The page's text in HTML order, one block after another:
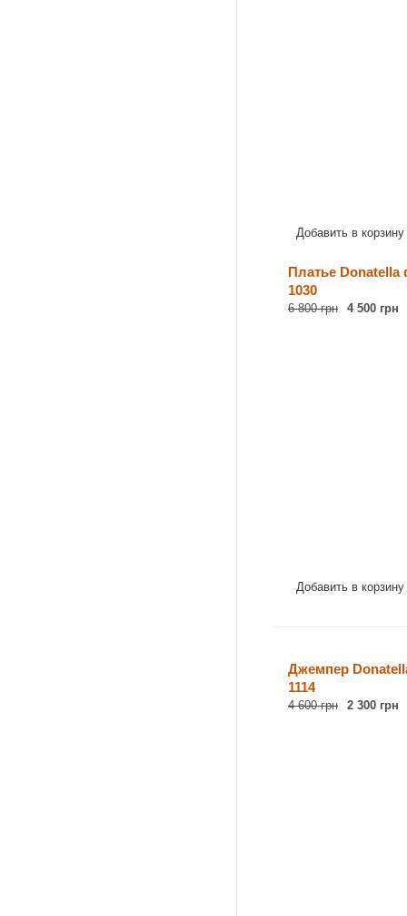
Добавить в корзину
Платье Donatella
1030
6 800 грн 4 500 грн
Добавить в корзину
Джемпер
1114
4 600 грн 2 300 грн